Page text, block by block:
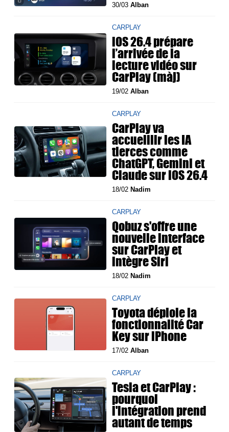
30/03Alban
CARPLAY
iOS 26.4 prépare
l’arrivée de la
lecture vidéo sur
CarPlay (màj)
19/02Alban
CARPLAY
CarPlay va
accueillir les IA
tierces comme
ChatGPT, Gemini et
Claude sur iOS 26.4
18/02 Nadim
CARPLAY
Qobuz s'offre une
nouvelle interface
sur CarPlay et
intègre Siri
18/02 Nadim
CARPLAY
Toyota déploie la
fonctionnalité Car
Key sur iPhone
17/02Alban
CARPLAY
Tesla et CarPlay :
pourquoi
l'intégration prend
autant de temps